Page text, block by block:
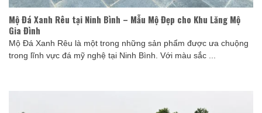
Mộ Đá Xanh Rêu tại Ninh Bình – Mẫu Mộ Đẹp cho Khu Lăng Mộ
Gia Đình
Mộ Đá Xanh Rêu là một trong những sản phẩm được ưa chuộng
trong lĩnh vực đá mỹ nghệ tại Ninh Bình. Với màu sắc ...